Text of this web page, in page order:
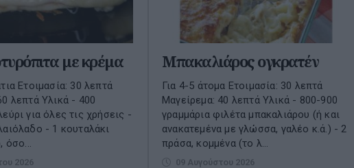
με κρέμα
Ετοιμασία: 30 λεπτά
λεπτά Υλικά - 400
για όλες τις χρήσεις -
- 1 κουταλάκι
2026
Μπακαλιάρος ογκρατέν
Για 4-5 άτομα Ετοιμασία: 30 λεπτά
Μαγείρεμα: 40 λεπτά Υλικά - 800-900
γραμμάρια φιλέτα μπακαλιάρου (ή και
ανακατεμένα με γλώσσα, γαλέο κ.ά.) - 2
πράσα, κομμένα (το λ...
09 Αυγούστου 2026